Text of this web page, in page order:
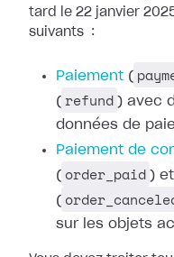
tard le 22 janvier
suivants
:
Paiement (
( refund ) avec
données de
Paiement de
( order_paid ) et
(
sur les objets